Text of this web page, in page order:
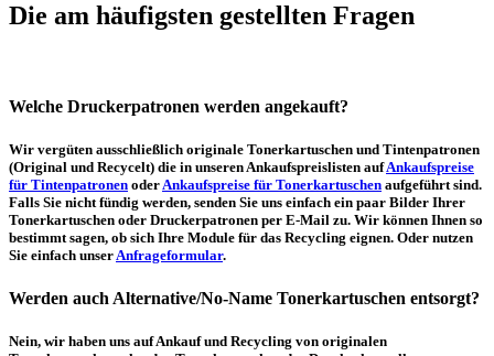
Die am häufigsten gestellten Fragen
Welche Druckerpatronen werden angekauft?
Wir vergüten ausschließlich originale Tonerkartuschen und Tintenpatronen
(Original und Recycelt) die in unseren Ankaufspreislisten aufAnkaufspreise
für Tintenpatronen oder Ankaufspreise für Tonerkartuschen aufgeführt sind.
Falls Sie nicht fündig werden, senden Sie uns einfach ein paar Bilder Ihrer
Tonerkartuschen oder Druckerpatronen per E-Mail zu. Wir können Ihnen so
bestimmt sagen, ob sich Ihre Module für das Recycling eignen. Oder nutzen
Sie einfach unser Anfrageformular.
Werden auch Alternative/No-Name Tonerkartuschen entsorgt?
Nein, wir haben uns auf Ankauf und Recycling von originalen